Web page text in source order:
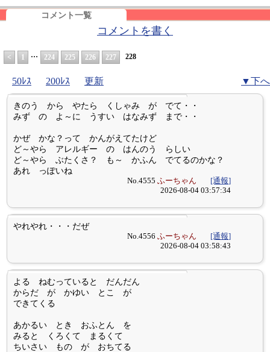
コメント一覧
コメントを書く
< 1 … 224 225 226 227 228
50ﾚｽ 200ﾚｽ 更新 ▼下へ
きのう から やたら くしゃみ が でて・・
みず の よ～に うすい はなみず まで・・
かぜ かな？って かんがえてたけど
ど～やら アレルギー の はんのう らしい
ど～やら ぶたくさ？ も～ かふん でてるのかな？
あれ っぽいね
No.4555ふーちゃん
[通報]
2026-08-04 03:57:34
やれやれ・・・だぜ
No.4556ふーちゃん
[通報]
2026-08-04 03:58:43
よる ねむっていると だんだん
からだ が かゆい とこ が
できてくる
あかるい とき おふとん を
みると くろくて まるくて
ちいさい もの が おちてる